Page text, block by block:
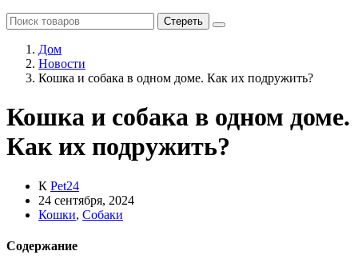
Стереть
Дом
Новости
Кошка и собака в одном доме. Как их подружить?
Кошка и собака в одном доме.
Как их подружить?
К Pet24
24 сентября, 2024
Кошки, Собаки
Содержание